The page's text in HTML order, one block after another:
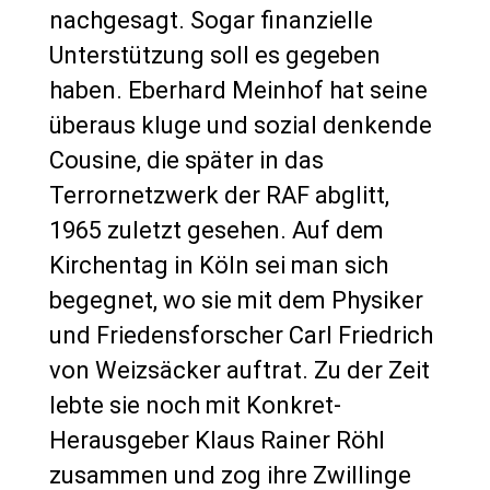
nachgesagt. Sogar finanzielle
Unterstützung soll es gegeben
haben. Eberhard Meinhof hat seine
überaus kluge und sozial denkende
Cousine, die später in das
Terrornetzwerk der RAF abglitt,
1965 zuletzt gesehen. Auf dem
Kirchentag in Köln sei man sich
begegnet, wo sie mit dem Physiker
und Friedensforscher Carl Friedrich
von Weizsäcker auftrat. Zu der Zeit
lebte sie noch mit Konkret-
Herausgeber Klaus Rainer Röhl
zusammen und zog ihre Zwillinge